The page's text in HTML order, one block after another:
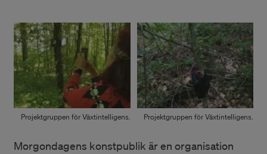
Projektgruppen för Växtintelligens. Projektgruppen för Växtintelligens.
Morgondagens konstpublik är en organisation